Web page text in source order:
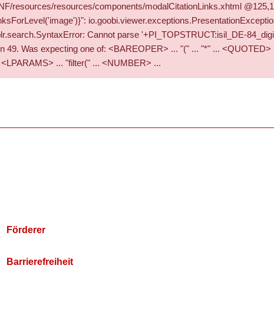
resources/resources/components/modalCitationLinks.xhtml
Cannot parse '+PI_TOPSTRUCT:isil_DE-
Was expecting one of: <BAREOPER> ... "(" ... "*" ... <QUOTED>
... "filter(" ... <NUMBER> ...
Förderer
Barrierefreiheit